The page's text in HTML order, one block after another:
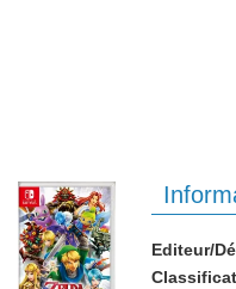
Editeur/